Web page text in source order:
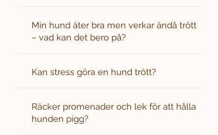
Min hund äter bra men verkar ändå trött
– vad kan det bero på?
Kan stress göra en hund trött?
Räcker promenader och lek för att hålla
hunden pigg?